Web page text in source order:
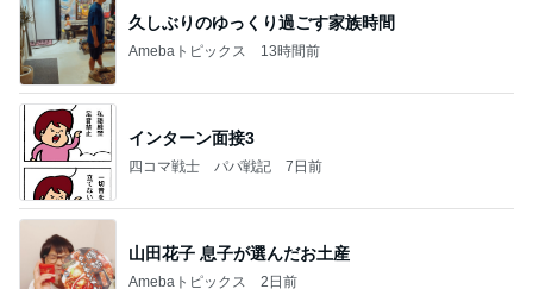
久しぶりのゆっくり過ごす家族時間
Amebaトピックス 13時間前
インターン面接3
四コマ戦士 パパ戦記 7日前
山田花子 息子が選んだお土産
Amebaトピックス 2日前